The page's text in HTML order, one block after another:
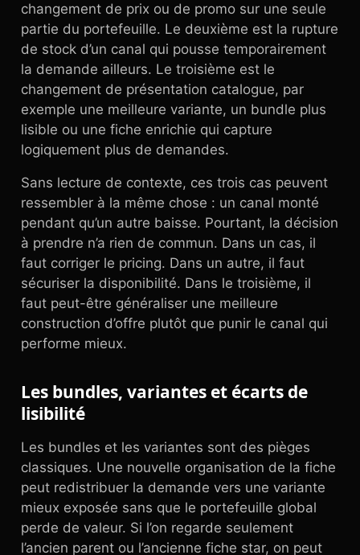
changement de prix ou de promo sur une seule
partie du portefeuille. Le deuxième est la rupture
de stock d’un canal qui pousse temporairement
la demande ailleurs. Le troisième est le
changement de présentation catalogue, par
exemple une meilleure variante, un bundle plus
lisible ou une fiche enrichie qui capture
logiquement plus de demandes.
Sans lecture de contexte, ces trois cas peuvent
ressembler à la même chose : un canal monté
pendant qu’un autre baisse. Pourtant, la décision
à prendre n’a rien de commun. Dans un cas, il
faut corriger le pricing. Dans un autre, il faut
sécuriser la disponibilité. Dans le troisième, il
faut peut-être généraliser une meilleure
construction d’offre plutôt que punir le canal qui
performe mieux.
Les bundles, variantes et écarts de
lisibilité
Les bundles et les variantes sont des pièges
classiques. Une nouvelle organisation de la fiche
peut redistribuer la demande vers une variante
mieux exposée sans que le portefeuille global
perde de valeur. Si l’on regarde seulement
l’ancien parent ou l’ancienne fiche star, on peut